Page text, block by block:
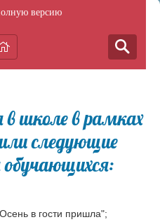
версию
в школе в рамках
следующие
в гости пришла";